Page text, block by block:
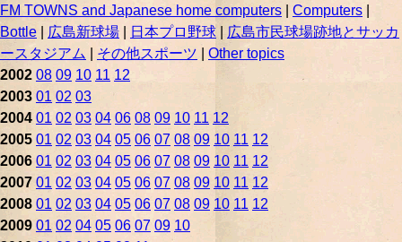
FM TOWNS and Japanese home computers
Computers
Bottle
広島新球場 日本プロ野球
広島市民球場跡地とサッカ
ースタジアム
その他スポーツ
Other topics
2002 08 09 10 11 12
2003 01 02 03
2004 01 02 03 04 06 08 09 10 11 12
2005 01 02 03 04 05 06 07 08 09 10 11 12
2006 01 02 03 04 05 06 07 08 09 10 11 12
2007 01 02 03 04 05 06 07 08 09 10 11 12
2008 01 02 03 04 05 06 07 08 09 10 11 12
2009 01 02 04 05 06 07 09 10